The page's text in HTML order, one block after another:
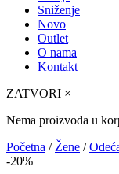
Sniženje
Novo
Outlet
O nama
Kontakt
ZATVORI ×
Nema proizvoda u
Početna / Žene /
-20%